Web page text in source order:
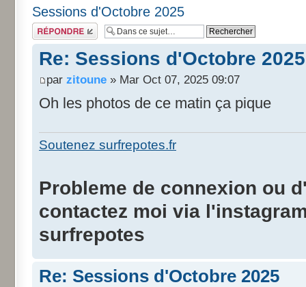
Sessions d'Octobre 2025
Répondre
Re: Sessions d'Octobre 2025
par zitoune » Mar Oct 07, 2025 09:07
Oh les photos de ce matin ça pique
Soutenez surfrepotes.fr
Probleme de connexion ou
contactez moi via
surfrepotes
Re: Sessions d'Octobre 2025